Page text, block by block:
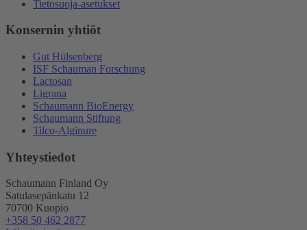
Tietosuoja-asetukset
Konsernin yhtiöt
Gut Hülsenberg
ISF Schauman Forschung
Lactosan
Ligrana
Schaumann BioEnergy
Schaumann Stiftung
Tilco-Alginure
Yhteystiedot
Schaumann Finland Oy
Satulasepänkatu 12
70700 Kuopio
+358 50 462 2877